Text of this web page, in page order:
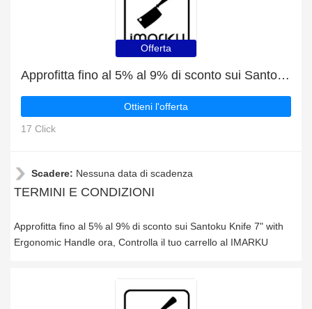
Offerta
Approfitta fino al 5% al 9% di sconto sui Santoku Knife 7" with Ergonomic Handle ora
Ottieni l'offerta
17 Click
Scadere: Nessuna data di scadenza
TERMINI E CONDIZIONI
Approfitta fino al 5% al 9% di sconto sui Santoku Knife 7" with
Ergonomic Handle ora, Controlla il tuo carrello al IMARKU